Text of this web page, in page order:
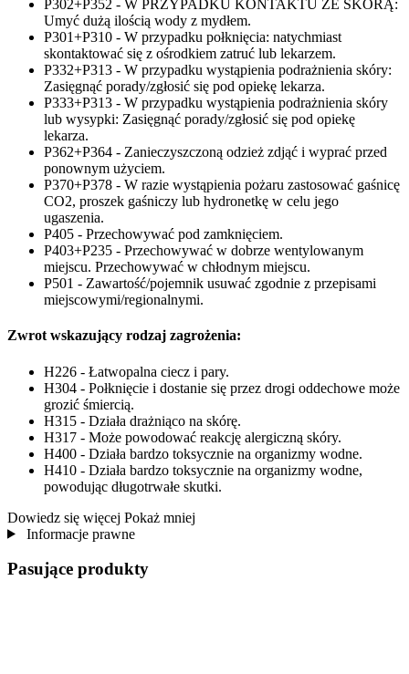
P302+P352 - W PRZYPADKU KONTAKTU ZE SKÓRĄ:
Umyć dużą ilością wody z mydłem.
P301+P310 - W przypadku połknięcia: natychmiast
skontaktować się z ośrodkiem zatruć lub lekarzem.
P332+P313 - W przypadku wystąpienia podrażnienia skóry:
Zasięgnąć porady/zgłosić się pod opiekę lekarza.
P333+P313 - W przypadku wystąpienia podrażnienia skóry
lub wysypki: Zasięgnąć porady/zgłosić się pod opiekę
lekarza.
P362+P364 - Zanieczyszczoną odzież zdjąć i wyprać przed
ponownym użyciem.
P370+P378 - W razie wystąpienia pożaru zastosować gaśnicę
CO2, proszek gaśniczy lub hydronetkę w celu jego
ugaszenia.
P405 - Przechowywać pod zamknięciem.
P403+P235 - Przechowywać w dobrze wentylowanym
miejscu. Przechowywać w chłodnym miejscu.
P501 - Zawartość/pojemnik usuwać zgodnie z przepisami
miejscowymi/regionalnymi.
Zwrot wskazujący rodzaj zagrożenia:
H226 - Łatwopalna ciecz i pary.
H304 - Połknięcie i dostanie się przez drogi oddechowe może
grozić śmiercią.
H315 - Działa drażniąco na skórę.
H317 - Może powodować reakcję alergiczną skóry.
H400 - Działa bardzo toksycznie na organizmy wodne.
H410 - Działa bardzo toksycznie na organizmy wodne,
powodując długotrwałe skutki.
Dowiedz się więcej Pokaż mniej
Informacje prawne
Pasujące produkty